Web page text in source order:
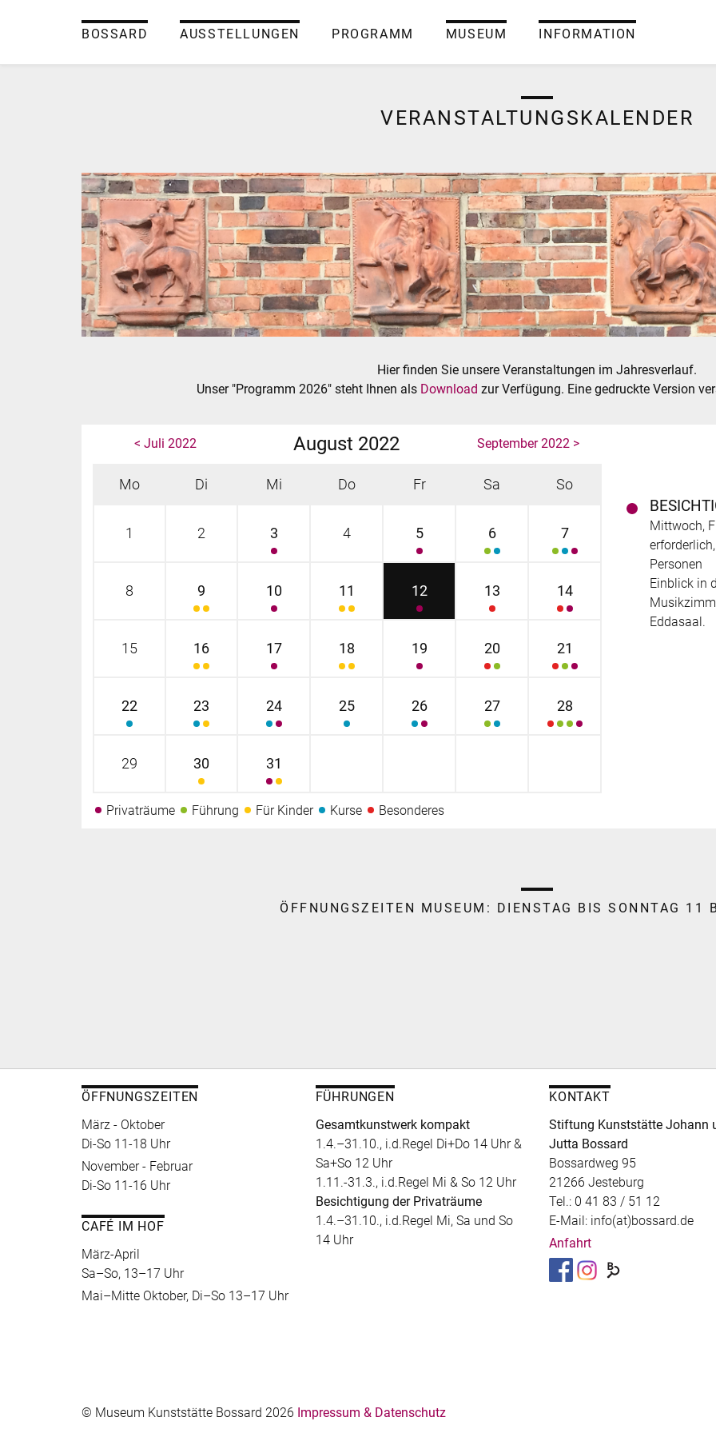
BOSSARD AUSSTELLUNGEN PROGRAMM MUSEUM INFORMATION
VERANSTALTUNGSKALENDER
Hier finden Sie unsere Veranstaltungen im Jahresverlauf.
Unser "Programm 2026" steht Ihnen als Download zur Verfügung. Eine gedruckte Version
< Juli 2022 August 2022 September 2022 >
Mo Di Mi Do Fr Sa So
1 2 3 4 5 6 7
8 9 10 11 12 13 14
15 16 17 18 19 20 21
22 23 24 25 26 27 28
29 30 31
Privaträume Führung Für Kinder Kurse Besonderes
Mittwoch,
Personen
Einblick in
Eddasaal.
ÖFFNUNGSZEITEN MUSEUM: DIENSTAG BIS SONNTAG 11
ÖFFNUNGSZEITEN
März - Oktober
Di-So 11-18 Uhr
November - Februar
Di-So 11-16 Uhr
CAFÉ IM HOF
März-April
Sa–So, 13–17 Uhr
Mai–Mitte Oktober, Di–So 13–17 Uhr
FÜHRUNGEN
Gesamtkunstwerk kompakt
1.4.–31.10., i.d.Regel Di+Do 14 Uhr &
Sa+So 12 Uhr
1.11.-31.3., i.d.Regel Mi & So 12 Uhr
Besichtigung der Privaträume
1.4.–31.10., i.d.Regel Mi, Sa und So
14 Uhr
KONTAKT
Stiftung Kunststätte Johann
Jutta Bossard
Bossardweg 95
21266 Jesteburg
Tel.: 0 41 83 / 51 12
E-Mail: info(at)bossard.de
Anfahrt
© Museum Kunststätte Bossard 2026 Impressum & Datenschutz